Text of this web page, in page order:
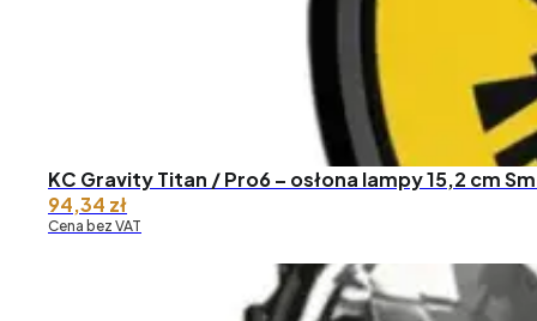
KC Gravity Titan / Pro6 – osłona lampy 15,2 cm
94,34 zł
Cena bez VAT